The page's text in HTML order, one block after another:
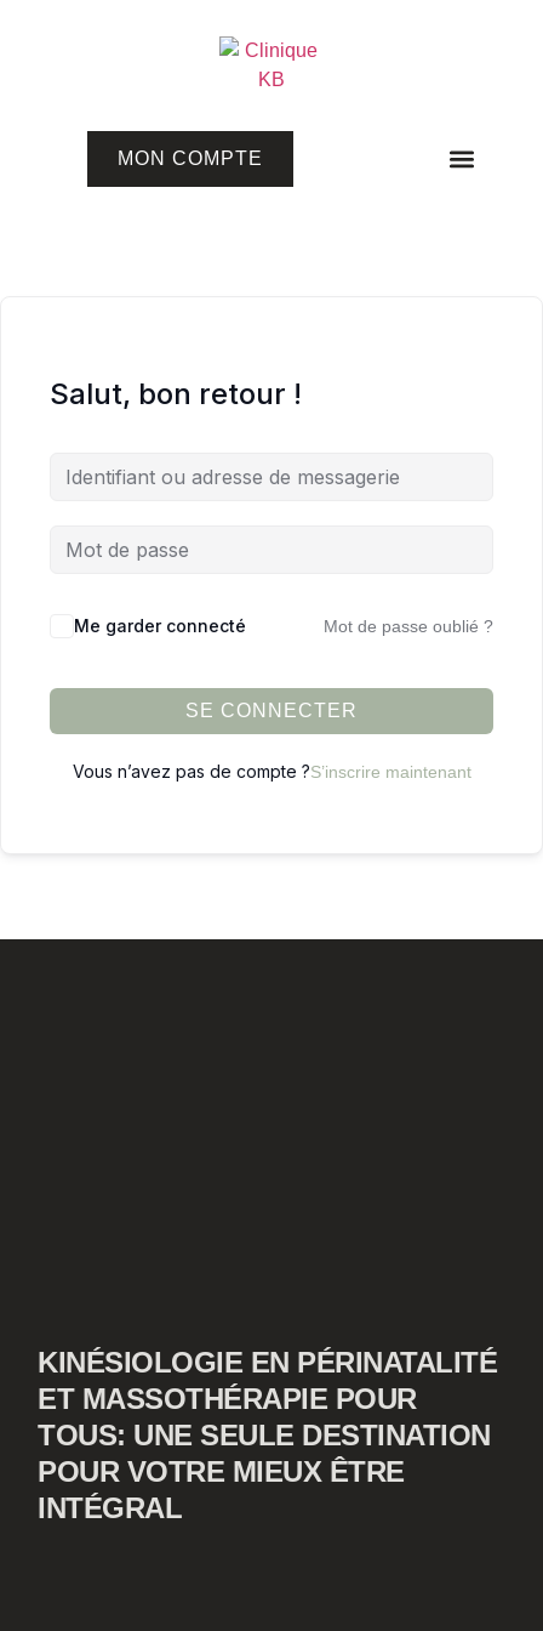
MON COMPTE
Salut, bon retour !
Me garder connecté Mot de passe oublié ?
SE CONNECTER
Vous n’avez pas de compte ?S’inscrire maintenant
KINÉSIOLOGIE EN PÉRINATALITÉ
ET MASSOTHÉRAPIE POUR
TOUS: UNE SEULE DESTINATION
POUR VOTRE MIEUX ÊTRE
INTÉGRAL